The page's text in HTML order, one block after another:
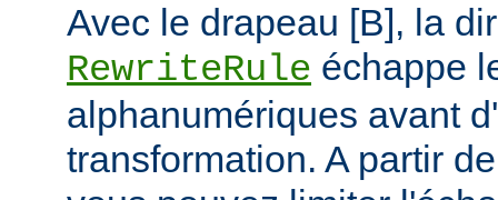
Avec le drapeau [B], la
RewriteRule échappe
alphanumériques avant
transformation. A partir